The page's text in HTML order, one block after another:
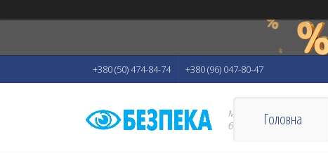
+380 (50) 474-84-74 +380 (96) 047-80-47
Магазин "Безпека" - все
безпеки Вас і Вашого
Головна